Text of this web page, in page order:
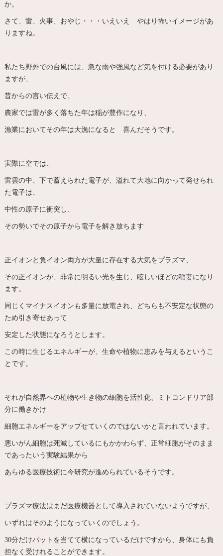
か。
さて、雷、火事、おやじ・・・いえいえ やはり怖いイメージがあ
りますね。
私たち野外での台風には、急な雨や強風など気を付ける必要があり
ますが、
昔からの言い伝えで、
農家では雷が多く落ちた年は稲が豊作になり、
漁業においてその年は大漁になると 喜んだそうです。
実際に空では、
雷雲の中、下で蓄えられた電子が、溢れて大地に向かって発せられ
た電子は、
中性の原子に衝突し、
その勢いでその原子から電子を解き放ちます
正イオンと負イオン両方が大量に存在する大気をプラズマ、
その正イオンが、非常に明るい光を生じ、眩しいほどの稲妻になり
ます。
同じくマイナスイオンも多量に放電され、どちらも不安定な状態の
ため引き寄せあって
安定した状態になろうとします。
この時に生じるエネルギーが、生命や植物に恵みを与えるというこ
とです。
それが自然界への植物や生き物の細胞を活性化、ミトコンドリア部
分に働きかけ
細胞エネルギーをアップせていくのではないかと言われています。
悪いがん細胞は死滅しているにもかかわらず、正常細胞がそのまま
であったいう実験結果から
あらゆる医療技術に今研究が進められているそうです。
プラズマ療法はまだ医療機器として導入されていないようですが、
いずれはそのようになっていくのでしょう。
30分だけパットを当てて横になっているだけですから、身体にも負
担なく受けれることができます。